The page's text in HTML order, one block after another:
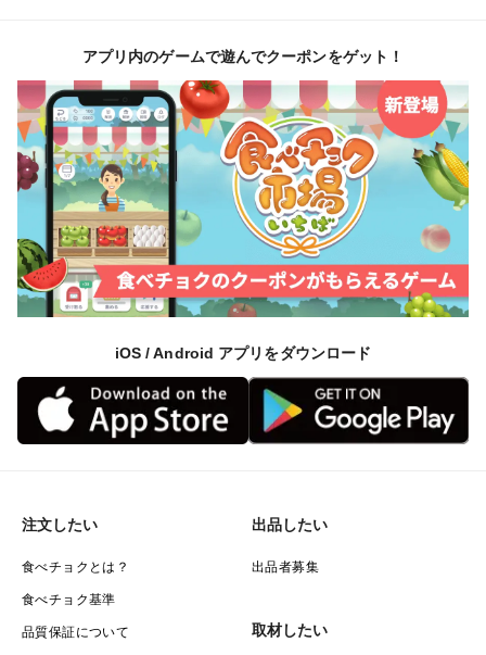
＜ エサ＞
地元熊野灘で採れた⿂粉のみを使⽤し、
はじめのうちは動物性タンパク質を与え、
仕上げには⼤⾖をベースとした
植物性タンパク質を含むエサを与えています。
成⻑に合わせてエサを変えることで、
⾝の⽢さ、ジューシーさを引き出しています。
＜ 薄飼い＞
ストレスが少なく伸び伸び泳げたり、
まんべんなくエサが⾏き渡ります。
びと育つことができるのです。
アプリ内のゲームで遊んでクーポンをゲット！
iOS / Android アプリをダウンロード
注文したい
食べチョクとは？
食べチョク基準
品質保証について
出品したい
出品者募集
取材したい